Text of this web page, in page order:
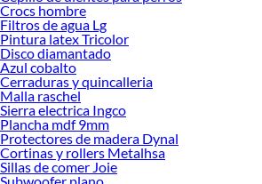
Crocs hombre
Filtros de agua Lg
Pintura latex Tricolor
Disco diamantado
Azul cobalto
Cerraduras y quincalleria
Malla raschel
Sierra electrica Ingco
Plancha mdf 9mm
Protectores de madera Dynal
Cortinas y rollers Metalhsa
Sillas de comer Joie